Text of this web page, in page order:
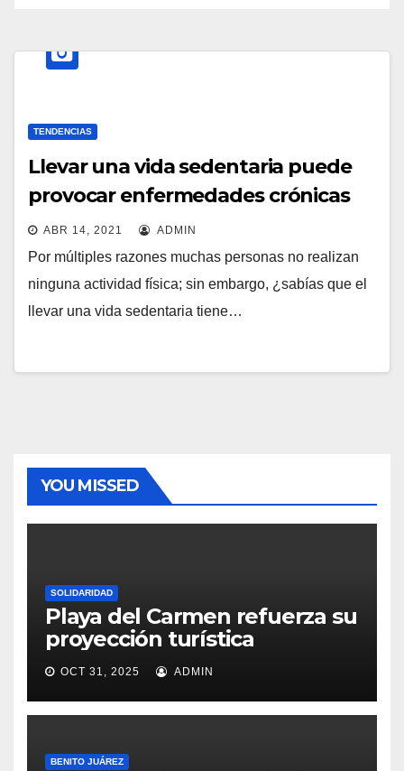
TENDENCIAS
Llevar una vida sedentaria puede
provocar enfermedades crónicas
ABR 14, 2021 ADMIN
Por múltiples razones muchas personas no realizan
ninguna actividad física; sin embargo, ¿sabías que el
llevar una vida sedentaria tiene…
YOU MISSED
SOLIDARIDAD
Playa del Carmen refuerza su
proyección turística
OCT 31, 2025 ADMIN
BENITO JUÁREZ